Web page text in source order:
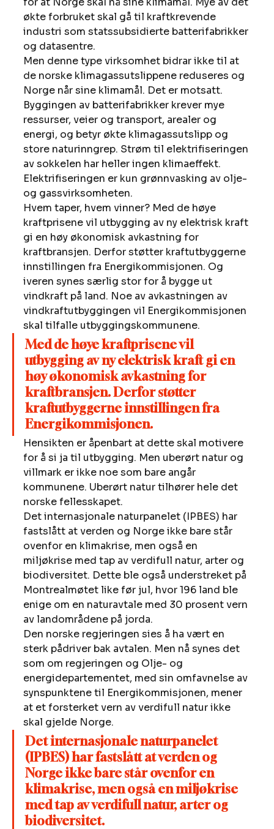
økte forbruket skal gå til kraftkrevende
industri som statssubsidierte batterifabrikker
og datasentre.
Men denne type virksomhet bidrar ikke til at
de norske klimagassutslippene reduseres og
Norge når sine klimamål. Det er motsatt.
Byggingen av batterifabrikker krever mye
ressurser, veier og transport, arealer og
energi, og betyr økte klimagassutslipp og
store naturinngrep. Strøm til elektrifiseringen
av sokkelen har heller ingen klimaeffekt.
Elektrifiseringen er kun grønnvasking av olje-
og gassvirksomheten.
Hvem taper, hvem vinner? Med de høye
kraftprisene vil utbygging av ny elektrisk kraft
gi en høy økonomisk avkastning for
kraftbransjen. Derfor støtter kraftutbyggerne
innstillingen fra Energikommisjonen. Og
iveren synes særlig stor for å bygge ut
vindkraft på land. Noe av avkastningen av
vindkraftutbyggingen vil Energikommisjonen
skal tilfalle utbyggingskommunene.
Med de høye kraftprisene vil
utbygging av ny elektrisk kraft gi en
høy økonomisk avkastning for
kraftbransjen. Derfor støtter
kraftutbyggerne innstillingen fra
Energikommisjonen.
Hensikten er åpenbart at dette skal motivere
for å si ja til utbygging. Men uberørt natur og
villmark er ikke noe som bare angår
kommunene. Uberørt natur tilhører hele det
norske fellesskapet.
Det internasjonale naturpanelet (IPBES) har
fastslått at verden og Norge ikke bare står
ovenfor en klimakrise, men også en
miljøkrise med tap av verdifull natur, arter og
biodiversitet. Dette ble også understreket på
Montrealmøtet like før jul, hvor 196 land ble
enige om en naturavtale med 30 prosent vern
av landområdene på jorda.
Den norske regjeringen sies å ha vært en
sterk pådriver bak avtalen. Men nå synes det
som om regjeringen og Olje- og
energidepartementet, med sin omfavnelse av
synspunktene til Energikommisjonen, mener
at et forsterket vern av verdifull natur ikke
skal gjelde Norge.
Det internasjonale naturpanelet
(IPBES) har fastslått at verden og
Norge ikke bare står ovenfor en
klimakrise, men også en miljøkrise
med tap av verdifull natur, arter og
biodiversitet.